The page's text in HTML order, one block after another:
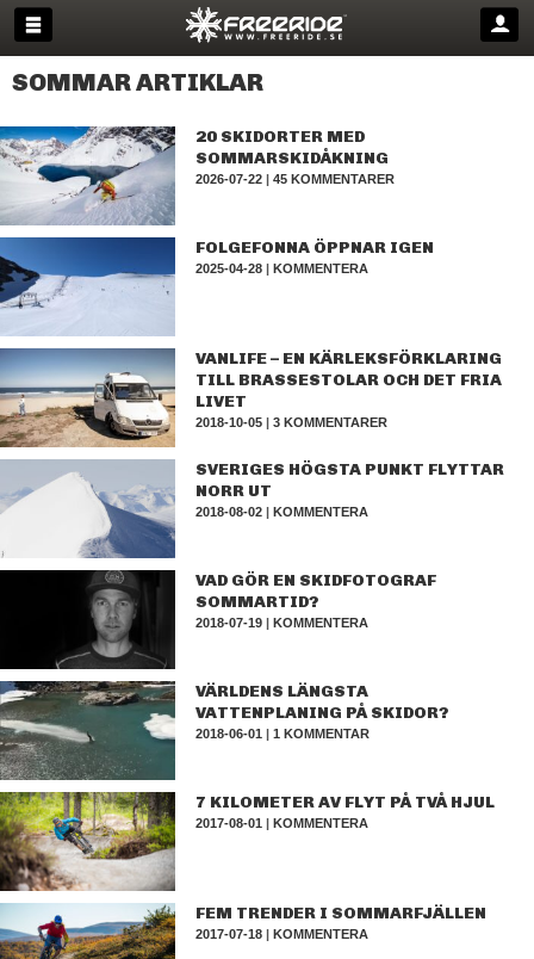
SOMMAR ARTIKLAR
20 SKIDORTER MED
SOMMARSKIDÅKNING
2026-07-22 |45 KOMMENTARER
FOLGEFONNA ÖPPNAR IGEN
2025-04-28 |KOMMENTERA
VANLIFE – EN KÄRLEKSFÖRKLARING
TILL BRASSESTOLAR OCH DET FRIA
LIVET
2018-10-05 |3 KOMMENTARER
SVERIGES HÖGSTA PUNKT FLYTTAR
NORR UT
2018-08-02 |KOMMENTERA
VAD GÖR EN SKIDFOTOGRAF
SOMMARTID?
2018-07-19 |KOMMENTERA
VÄRLDENS LÄNGSTA
VATTENPLANING PÅ SKIDOR?
2018-06-01 |1 KOMMENTAR
7 KILOMETER AV FLYT PÅ TVÅ HJUL
2017-08-01 |KOMMENTERA
FEM TRENDER I SOMMARFJÄLLEN
2017-07-18 |KOMMENTERA